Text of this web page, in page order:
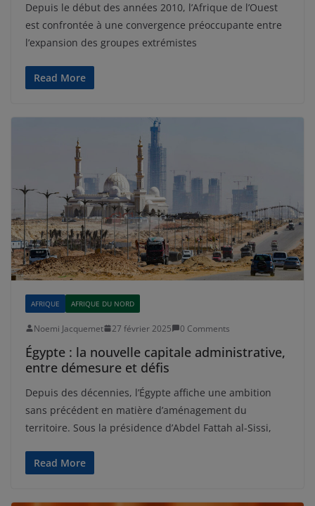
Depuis le début des années 2010, l’Afrique de l’Ouest
est confrontée à une convergence préoccupante entre
l’expansion des groupes extrémistes
Read More
AFRIQUE AFRIQUE DU NORD
Noemi Jacquemet 27 février 2025 0 Comments
Égypte : la nouvelle capitale administrative,
entre démesure et défis
Depuis des décennies, l’Égypte affiche une ambition
sans précédent en matière d’aménagement du
territoire. Sous la présidence d’Abdel Fattah al-Sissi,
Read More